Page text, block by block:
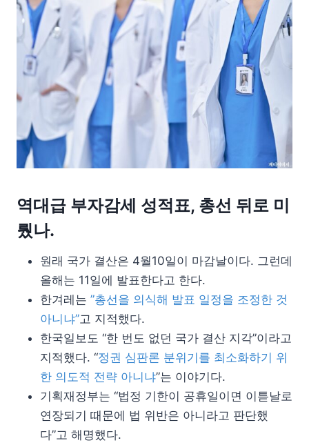
역대급 부자감세 성적표, 총선 뒤로 미
뤘나.
원래 국가 결산은 4월10일이 마감날이다. 그런데
올해는 11일에 발표한다고 한다.
한겨레는 ”총선을 의식해 발표 일정을 조정한 것
아니냐”고 지적했다.
한국일보도 “한 번도 없던 국가 결산 지각”이라고
지적했다. “정권 심판론 분위기를 최소화하기 위
한 의도적 전략 아니냐”는 이야기다.
기획재정부는 “법정 기한이 공휴일이면 이튿날로
연장되기 때문에 법 위반은 아니라고 판단했
다”고 해명했다.